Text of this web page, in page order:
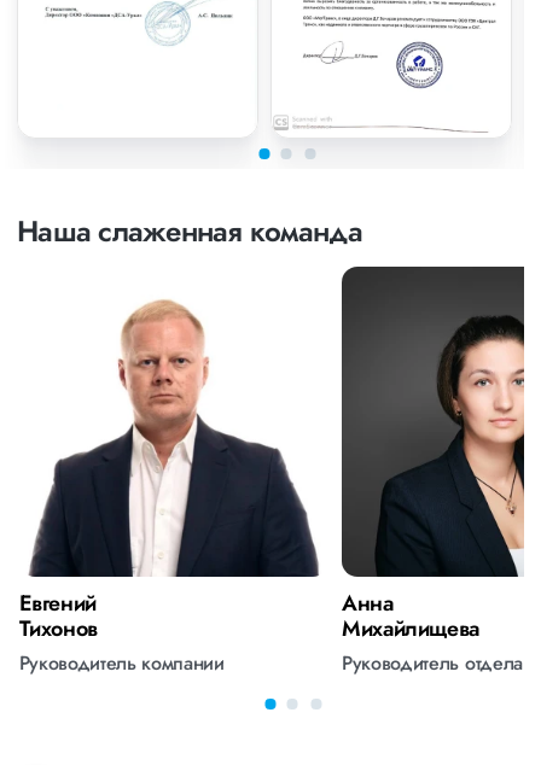
Наша слаженная команда
Евгений
Тихонов
Руководитель компании
Анна
Михайлищева
Руководитель отдела